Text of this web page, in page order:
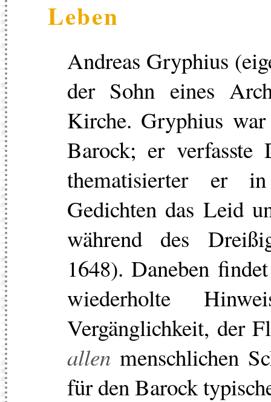
Leben
Andreas Gryphius
der Sohn eines
Kirche. Gryphius
Barock; er
thematisierter er
Gedichten das Leid
während des
1648). Daneben
wiederholte
Vergänglichkeit, der
allen menschlichen
für den Barock